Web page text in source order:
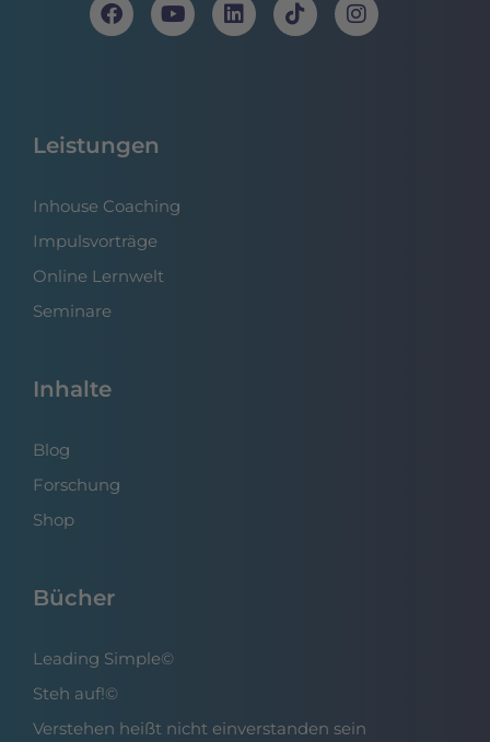
Leistungen
Inhouse Coaching
Impulsvorträge
Online Lernwelt
Seminare
Inhalte
Blog
Forschung
Shop
Bücher
Leading Simple©
Steh auf!©
Verstehen heißt nicht einverstanden sein